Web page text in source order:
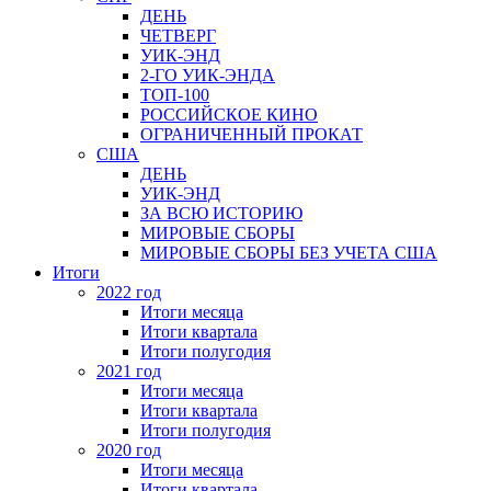
ДЕНЬ
ЧЕТВЕРГ
УИК-ЭНД
2-ГО УИК-ЭНДА
ТОП-100
РОССИЙСКОЕ КИНО
ОГРАНИЧЕННЫЙ ПРОКАТ
США
ДЕНЬ
УИК-ЭНД
ЗА ВСЮ ИСТОРИЮ
МИРОВЫЕ СБОРЫ
МИРОВЫЕ СБОРЫ БЕЗ УЧЕТА США
Итоги
2022 год
Итоги месяца
Итоги квартала
Итоги полугодия
2021 год
Итоги месяца
Итоги квартала
Итоги полугодия
2020 год
Итоги месяца